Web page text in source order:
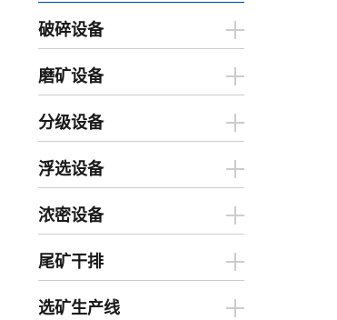
破碎设备
磨矿设备
分级设备
浮选设备
浓密设备
尾矿干排
选矿生产线